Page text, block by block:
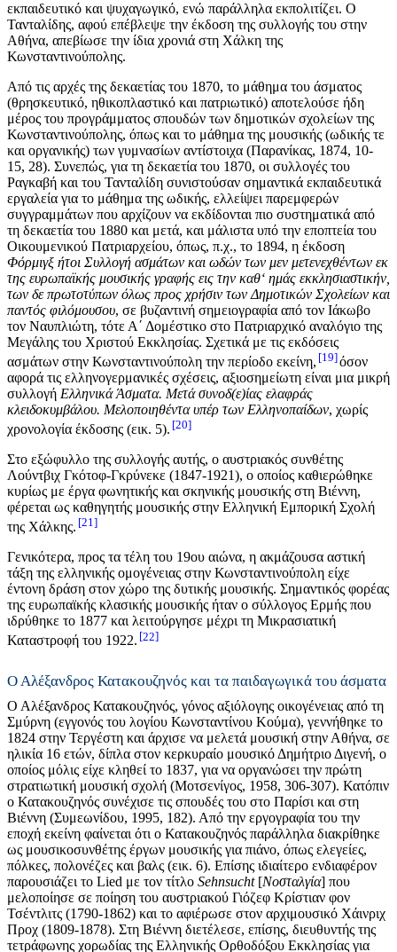
εκπαιδευτικό και ψυχαγωγικό, ενώ παράλληλα εκπολιτίζει. Ο
Τανταλίδης, αφού επέβλεψε την έκδοση της συλλογής του στην
Αθήνα, απεβίωσε την ίδια χρονιά στη Χάλκη της
Κωνσταντινούπολης.
Από τις αρχές της δεκαετίας του 1870, το μάθημα του άσματος
(θρησκευτικό, ηθικοπλαστικό και πατριωτικό) αποτελούσε ήδη
μέρος του προγράμματος σπουδών των δημοτικών σχολείων της
Κωνσταντινούπολης, όπως και το μάθημα της μουσικής (ωδικής τε
και οργανικής) των γυμνασίων αντίστοιχα (Παρανίκας, 1874, 10-
15, 28). Συνεπώς, για τη δεκαετία του 1870, οι συλλογές του
Ραγκαβή και του Τανταλίδη συνιστούσαν σημαντικά εκπαιδευτικά
εργαλεία για το μάθημα της ωδικής, ελλείψει παρεμφερών
συγγραμμάτων που αρχίζουν να εκδίδονται πιο συστηματικά από
τη δεκαετία του 1880 και μετά, και μάλιστα υπό την εποπτεία του
Οικουμενικού Πατριαρχείου, όπως, π.χ., το 1894, η έκδοση
Φόρμιγξ ήτοι Συλλογή ασμάτων και ωδών των μεν μετενεχθέντων εκ
της ευρωπαϊκής μουσικής γραφής εις την καθ‘ ημάς εκκλησιαστικήν,
των δε πρωτοτύπων όλως προς χρήσιν των Δημοτικών Σχολείων και
παντός φιλόμουσου, σε βυζαντινή σημειογραφία από τον Ιάκωβο
τον Ναυπλιώτη, τότε Α΄ Δομέστικο στο Πατριαρχικό αναλόγιο της
Μεγάλης του Χριστού Εκκλησίας. Σχετικά με τις εκδόσεις
ασμάτων στην Κωνσταντινούπολη την περίοδο εκείνη, 19 όσον
αφορά τις ελληνογερμανικές σχέσεις, αξιοσημείωτη είναι μια μικρή
συλλογή Ελληνικά Άσματα. Μετά συνοδ(ε)ίας ελαφράς
κλειδοκυμβάλου. Μελοποιηθέντα υπέρ των Ελληνοπαίδων, χωρίς
χρονολογία έκδοσης (εικ. 5). 20
Στο εξώφυλλο της συλλογής αυτής, ο αυστριακός συνθέτης
Λούντβιχ Γκότοφ-Γκρύνεκε (1847-1921), ο οποίος καθιερώθηκε
κυρίως με έργα φωνητικής και σκηνικής μουσικής στη Βιέννη,
φέρεται ως καθηγητής μουσικής στην Ελληνική Εμπορική Σχολή
της Χάλκης. 21
Γενικότερα, προς τα τέλη του 19ου αιώνα, η ακμάζουσα αστική
τάξη της ελληνικής ομογένειας στην Κωνσταντινούπολη είχε
έντονη δράση στον χώρο της δυτικής μουσικής. Σημαντικός φορέας
της ευρωπαϊκής κλασικής μουσικής ήταν ο σύλλογος Ερμής που
ιδρύθηκε το 1877 και λειτούργησε μέχρι τη Μικρασιατική
Καταστροφή του 1922. 22
Ο Αλέξανδρος Κατακουζηνός και τα παιδαγωγικά του άσματα
Ο Αλέξανδρος Κατακουζηνός, γόνος αξιόλογης οικογένειας από τη
Σμύρνη (εγγονός του λογίου Κωνσταντίνου Κούμα), γεννήθηκε το
1824 στην Τεργέστη και άρχισε να μελετά μουσική στην Αθήνα, σε
ηλικία 16 ετών, δίπλα στον κερκυραίο μουσικό Δημήτριο Διγενή, ο
οποίος μόλις είχε κληθεί το 1837, για να οργανώσει την πρώτη
στρατιωτική μουσική σχολή (Μοτσενίγος, 1958, 306-307). Κατόπιν
ο Κατακουζηνός συνέχισε τις σπουδές του στο Παρίσι και στη
Βιέννη (Συμεωνίδου, 1995, 182). Από την εργογραφία του την
εποχή εκείνη φαίνεται ότι ο Κατακουζηνός παράλληλα διακρίθηκε
ως μουσικοσυνθέτης έργων μουσικής για πιάνο, όπως ελεγείες,
πόλκες, πολονέζες και βαλς (εικ. 6). Επίσης ιδιαίτερο ενδιαφέρον
παρουσιάζει το Lied με τον τίτλο Sehnsucht[Nοσταλγία] που
μελοποίησε σε ποίηση του αυστριακού Γιόζεφ Κρίστιαν φον
Τσέντλιτς (1790-1862) και το αφιέρωσε στον αρχιμουσικό Χάινριχ
Προχ (1809-1878). Στη Βιέννη διετέλεσε, επίσης, διευθυντής της
τετράφωνης χορωδίας της Ελληνικής Oρθοδόξου Εκκλησίας για